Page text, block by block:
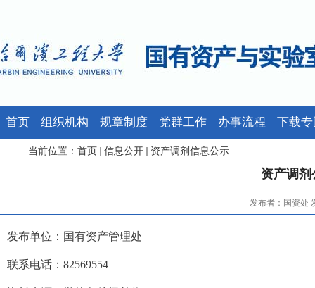
首页 组织机构 规章制度 党群工作 办事流程 下载
当前位置： 首页 信息公开 资产调剂信息公示
资产调剂
发布者：国资处
发布单位：国有资产管理处
联系电话：82569554